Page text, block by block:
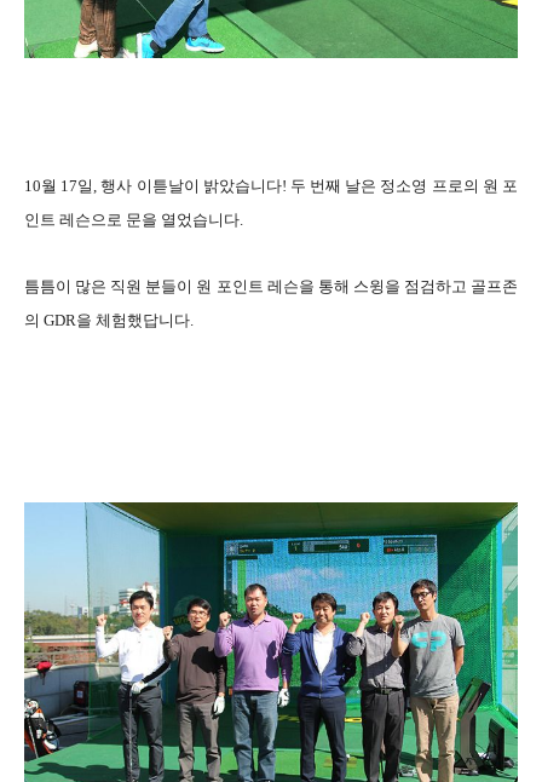
10월 17일, 행사 이튿날이 밝았습니다! 두 번째 날은 정소영 프로의 원 포
인트 레슨으로 문을 열었습니다.
틈틈이 많은 직원 분들이 원 포인트 레슨을 통해 스윙을 점검하고 골프존
의 GDR을 체험했답니다.